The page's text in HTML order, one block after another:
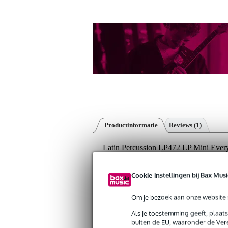
Cookie-instellingen bij Bax
Om je bezoek aan onze
Als je toestemming geeft,
buiten de EU, waaronder de
Productinformatie Reviews (1)
Latin Percussion LP472 LP Mini
Bax Music Garantie
: Op dit product
Op dit product krijg je 3 jaar Bax Music